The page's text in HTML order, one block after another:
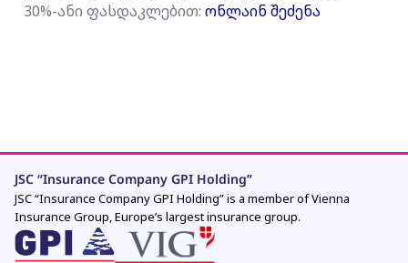
30%-ანი ფასდაკლებით: ონლაინ შეძენა
JSC “Insurance Company GPI Holding”
JSC “Insurance Company GPI Holding” is a member of Vienna
Insurance Group, Europe’s largest insurance group.